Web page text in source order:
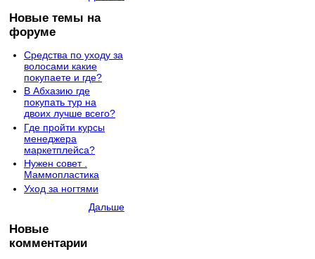
Новые темы на
форуме
Средства по уходу за
волосами какие
покупаете и где?
В Абхазию где
покупать тур на
двоих лучше всего?
Где пройти курсы
менеджера
маркетплейса?
Нужен совет .
Маммопластика
Уход за ногтями
Дальше
Новые
комментарии